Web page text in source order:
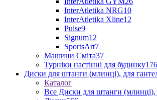
InterAtletika NRG10
InterAtletika Xline12
Pulse9
Signum12
SportsArt7
Машини Сміта37
Турніки настінні для будинку176
Диски для штанги (млинці), для
Каталог
Все Диски для штанги (млинці),